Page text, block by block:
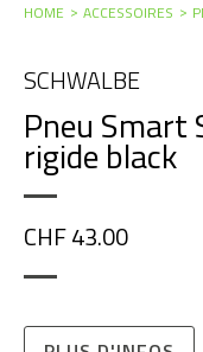
HOME ACCESSOIRES
SCHWALBE
Pneu Smart
rigide black
CHF 43.00